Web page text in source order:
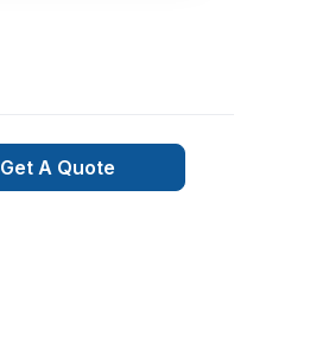
Get A Quote